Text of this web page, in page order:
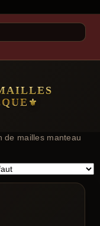
de mailles manteau